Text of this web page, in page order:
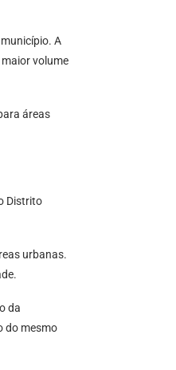
A
volume
áreas
Distrito
urbanas.
da
do mesmo